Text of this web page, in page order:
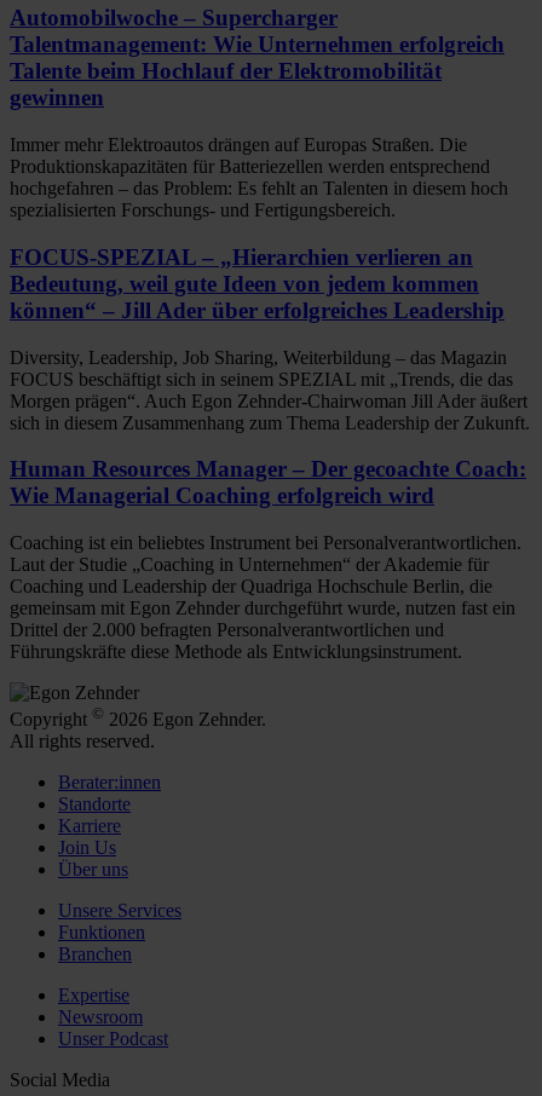
Automobilwoche – Supercharger
Talentmanagement: Wie Unternehmen erfolgreich
Talente beim Hochlauf der Elektromobilität
gewinnen
Immer mehr Elektroautos drängen auf Europas Straßen. Die
Produktionskapazitäten für Batteriezellen werden entsprechend
hochgefahren – das Problem: Es fehlt an Talenten in diesem hoch
spezialisierten Forschungs- und Fertigungsbereich.
FOCUS-SPEZIAL – „Hierarchien verlieren an
Bedeutung, weil gute Ideen von jedem kommen
können“ – Jill Ader über erfolgreiches Leadership
Diversity, Leadership, Job Sharing, Weiterbildung – das Magazin
FOCUS beschäftigt sich in seinem SPEZIAL mit „Trends, die das
Morgen prägen“. Auch Egon Zehnder-Chairwoman Jill Ader äußert
sich in diesem Zusammenhang zum Thema Leadership der Zukunft.
Human Resources Manager – Der gecoachte Coach:
Wie Managerial Coaching erfolgreich wird
Coaching ist ein beliebtes Instrument bei Personalverantwortlichen.
Laut der Studie „Coaching in Unternehmen“ der Akademie für
Coaching und Leadership der Quadriga Hochschule Berlin, die
gemeinsam mit Egon Zehnder durchgeführt wurde, nutzen fast ein
Drittel der 2.000 befragten Personalverantwortlichen und
Führungskräfte diese Methode als Entwicklungsinstrument.
Copyright © 2026 Egon Zehnder.
All rights reserved.
Berater:innen
Standorte
Karriere
Join Us
Über uns
Unsere Services
Funktionen
Branchen
Expertise
Newsroom
Unser Podcast
Social Media